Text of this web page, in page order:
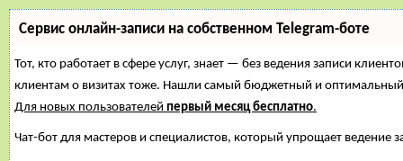
Сервис онлайн-записи на собственном Telegram-боте
Тот, кто работает в сфере услуг, знает — без ведения записи
клиентам о визитах тоже. Нашли самый бюджетный и
Для новых пользователей первый месяц бесплатно.
Чат-бот для мастеров и специалистов, который упрощает ведение